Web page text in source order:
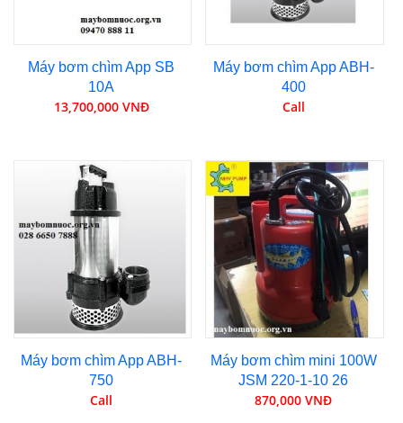
Máy bơm chìm App SB
10A
13,700,000 VNĐ
Máy bơm chìm App ABH-
400
Call
Máy bơm chìm App ABH-
750
Call
Máy bơm chìm mini 100W
JSM 220-1-10 26
870,000 VNĐ